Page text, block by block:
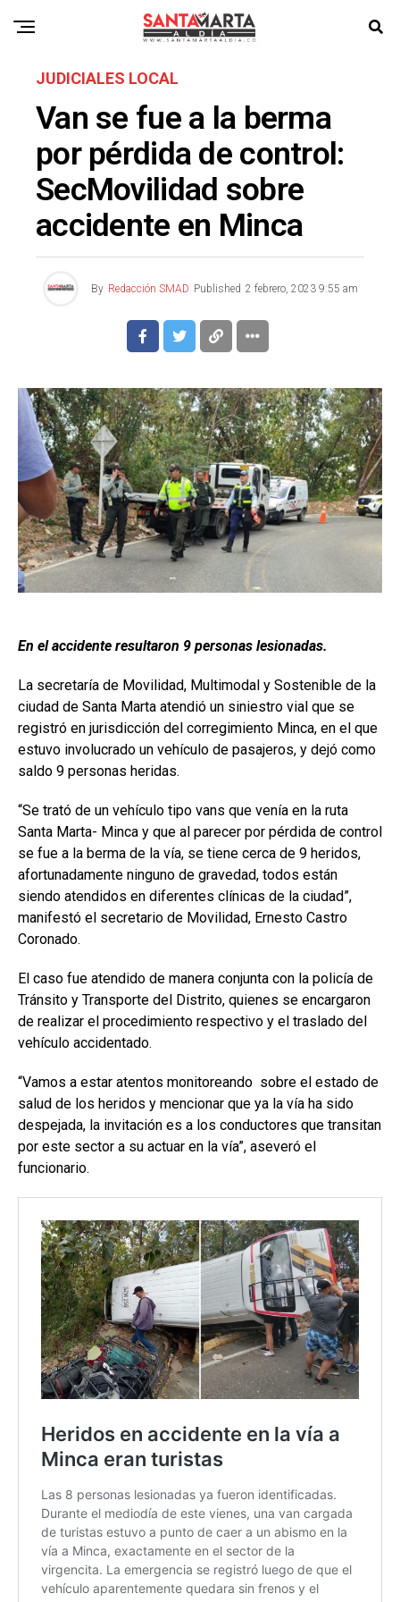
JUDICIALES LOCAL
Van se fue a la berma
por pérdida de control:
SecMovilidad sobre
accidente en Minca
By Redacción SMAD Published 2 febrero, 2023 9:55 am
En el accidente resultaron 9 personas lesionadas.
La secretaría de Movilidad, Multimodal y Sostenible de la
ciudad de Santa Marta atendió un siniestro vial que se
registró en jurisdicción del corregimiento Minca, en el que
estuvo involucrado un vehículo de pasajeros, y dejó como
saldo 9 personas heridas.
“Se trató de un vehículo tipo vans que venía en la ruta
Santa Marta- Minca y que al parecer por pérdida de control
se fue a la berma de la vía, se tiene cerca de 9 heridos,
afortunadamente ninguno de gravedad, todos están
siendo atendidos en diferentes clínicas de la ciudad”,
manifestó el secretario de Movilidad, Ernesto Castro
Coronado.
El caso fue atendido de manera conjunta con la policía de
Tránsito y Transporte del Distrito, quienes se encargaron
de realizar el procedimiento respectivo y el traslado del
vehículo accidentado.
“Vamos a estar atentos monitoreando sobre el estado de
salud de los heridos y mencionar que ya la vía ha sido
despejada, la invitación es a los conductores que transitan
por este sector a su actuar en la vía”, aseveró el
funcionario.